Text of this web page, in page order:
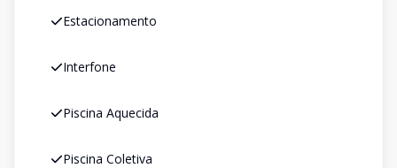
Estacionamento
Interfone
Piscina Aquecida
Piscina Coletiva